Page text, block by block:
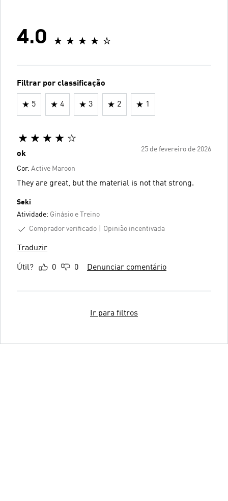
4.0
Filtrar por classificação
5 4 3 2 1
25 de fevereiro de 2026
ok
Cor: Active Maroon
They are great, but the material is not that strong.
Seki
Atividade: Ginásio e Treino
Comprador verificado
Opinião incentivada
Traduzir
Útil? 0 0 Denunciar comentário
Ir para filtros